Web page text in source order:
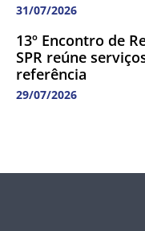
31/07/2026
13º Encontro de
SPR reúne
referência
29/07/2026